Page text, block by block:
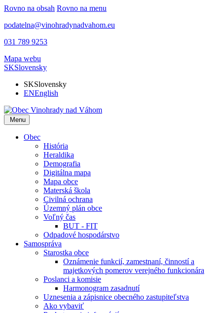
Rovno na obsah Rovno na menu
podatelna@vinohradynadvahom.eu
031 789 9253
Mapa webu
SKSlovensky
SKSlovensky
ENEnglish
Menu
Obec
História
Heraldika
Demografia
Digitálna mapa
Mapa obce
Materská škola
Civilná ochrana
Územný plán obce
Voľný čas
BUT - FIT
Odpadové hospodárstvo
Samospráva
Starostka obce
Oznámenie funkcií, zamestnaní, činností a
majetkových pomerov verejného funkcionára
Poslanci a komisie
Harmonogram zasadnutí
Uznesenia a zápisnice obecného zastupiteľstva
Ako vybaviť